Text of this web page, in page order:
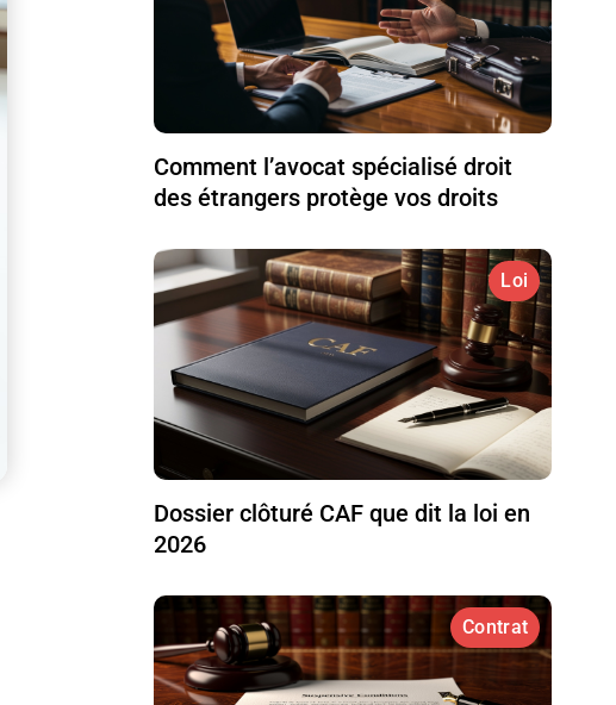
Comment l’avocat spécialisé droit
des étrangers protège vos droits
Loi
Dossier clôturé CAF que dit la loi en
2026
Contrat